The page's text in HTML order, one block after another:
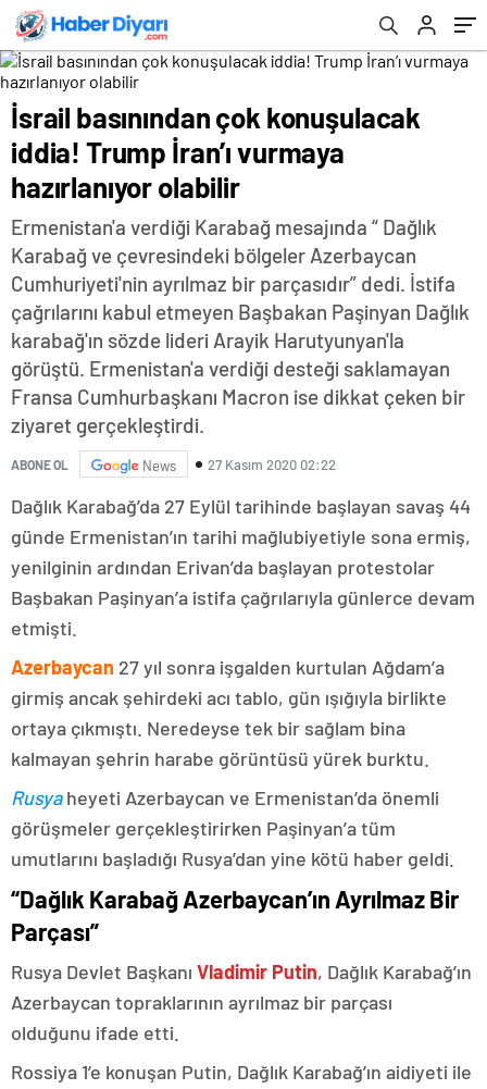
İsrail basınından çok konuşulacak
iddia! Trump İran’ı vurmaya
hazırlanıyor olabilir
Ermenistan'a verdiği Karabağ mesajında “ Dağlık
Karabağ ve çevresindeki bölgeler Azerbaycan
Cumhuriyeti'nin ayrılmaz bir parçasıdır” dedi. İstifa
çağrılarını kabul etmeyen Başbakan Paşinyan Dağlık
karabağ'ın sözde lideri Arayik Harutyunyan'la
görüştü. Ermenistan'a verdiği desteği saklamayan
Fransa Cumhurbaşkanı Macron ise dikkat çeken bir
ziyaret gerçekleştirdi.
ABONE OL News 27 Kasım 2020 02:22
Dağlık Karabağ’da 27 Eylül tarihinde başlayan savaş 44
günde Ermenistan’ın tarihi mağlubiyetiyle sona ermiş,
yenilginin ardından Erivan’da başlayan protestolar
Başbakan Paşinyan’a istifa çağrılarıyla günlerce devam
etmişti.
Azerbaycan 27 yıl sonra işgalden kurtulan Ağdam’a
girmiş ancak şehirdeki acı tablo, gün ışığıyla birlikte
ortaya çıkmıştı. Neredeyse tek bir sağlam bina
kalmayan şehrin harabe görüntüsü yürek burktu.
Rusyaheyeti Azerbaycan ve Ermenistan’da önemli
görüşmeler gerçekleştirirken Paşinyan’a tüm
umutlarını başladığı Rusya’dan yine kötü haber geldi.
“Dağlık Karabağ Azerbaycan’ın Ayrılmaz Bir
Parçası”
Rusya Devlet Başkanı Vladimir Putin, Dağlık Karabağ’ın
Azerbaycan topraklarının ayrılmaz bir parçası
olduğunu ifade etti.
Rossiya 1’e konuşan Putin, Dağlık Karabağ’ın aidiyeti ile